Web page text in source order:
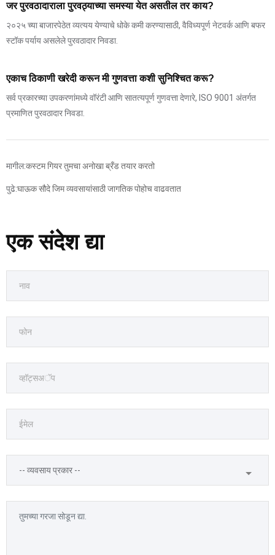
जर पुरवठादाराला पुरवठ्याच्या समस्या येत असतील तर काय?
२०२५ च्या बाजारपेठेत व्यत्यय येण्याचे धोके कमी करण्यासाठी, वैविध्यपूर्ण नेटवर्क आणि बफर
स्टॉक पर्याय असलेले पुरवठादार निवडा.
एकाच ठिकाणी खरेदी करून मी गुणवत्ता कशी सुनिश्चित करू?
सर्व प्रकारच्या उपकरणांमध्ये वॉरंटी आणि सातत्यपूर्ण गुणवत्ता देणारे, ISO 9001 अंतर्गत
प्रमाणित पुरवठादार निवडा.
मागील:कस्टम गियर तुमचा अनोखा ब्रँड तयार करतो
पुढे:घाऊक सौदे जिम व्यवसायांसाठी जागतिक पोहोच वाढवतात
एक संदेश द्या